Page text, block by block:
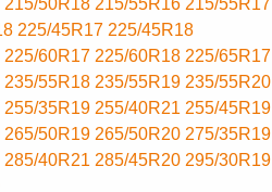
215/50R18 215/55R16 215/55R17
225/45R17 225/45R18
225/60R17 225/60R18 225/65R17
235/55R18 235/55R19 235/55R20
255/35R19 255/40R21 255/45R19
265/50R19 265/50R20 275/35R19
285/40R21 285/45R20 295/30R19